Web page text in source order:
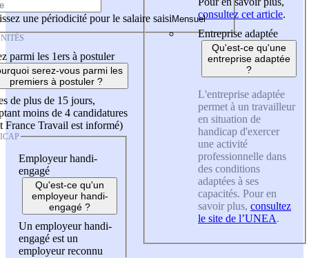
une périodicité pour le salaire saisi
parmi les 1ers à postuler
serez-vous parmi les
premiers à postuler ?
de plus de 15 jours,
moins de 4 candidatures
France Travail est informé)
Employeur handi-
engagé
Qu'est-ce qu'un
employeur handi-
engagé ?
Un employeur handi-
engagé est un
employeur reconnu
consultez cet article.
Entreprise adaptée
Qu'est-ce qu'une
entreprise adaptée
?
L'entreprise adaptée
permet à un travailleur
en situation de
handicap d'exercer
une activité
professionnelle dans
des conditions
adaptées à ses
capacités. Pour en
savoir plus, consultez
le site de l’UNEA.